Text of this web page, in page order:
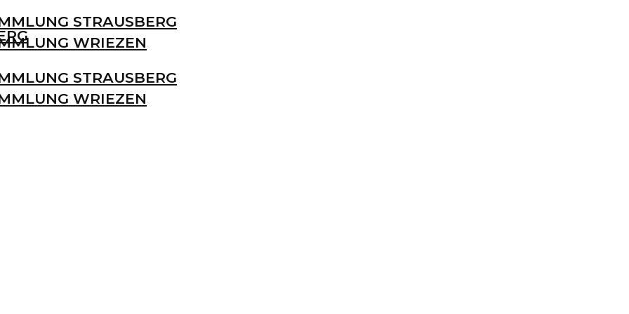
STRAUSBERG
WRIEZEN
STRAUSBERG
WRIEZEN